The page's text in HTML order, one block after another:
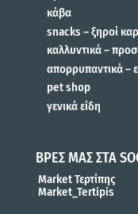
κάβα
snacks – ξηροί
καλλυντικά –
απορρυπαντικά –
pet shop
γενικά είδη
ΒΡΕΣ ΜΑΣ ΣΤΑ
Market Τερτίπης
Market_Tertipis